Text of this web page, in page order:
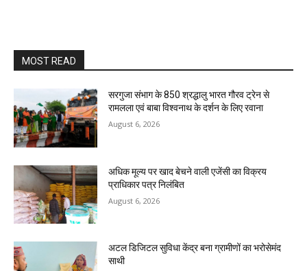
MOST READ
सरगुजा संभाग के 850 श्रद्धालु भारत गौरव ट्रेन से
रामलला एवं बाबा विश्वनाथ के दर्शन के लिए रवाना
August 6, 2026
अधिक मूल्य पर खाद बेचने वाली एजेंसी का विक्रय
प्राधिकार पत्र निलंबित
August 6, 2026
अटल डिजिटल सुविधा केंद्र बना ग्रामीणों का भरोसेमंद
साथी